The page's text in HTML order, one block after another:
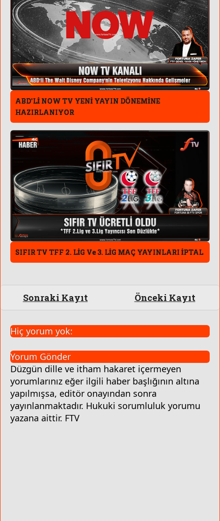
ABD'Lİ NOW TV YENİ YAYIN DÖNEMİNE
HAZIRLANIYOR
SIFIR TV TFF 2. LİG Ve 3. LİG MAÇ YAYINLARI İPTAL
Sonraki Kayıt Önceki Kayıt
Hiç yorum yok:
Yorum Gönder
Düzgün dille ve itham hakaret içermeyen
yorumlarınız eğer ilgili haber başlığının altına
yapılmışsa, editör onayından sonra
yayınlanmaktadır. Hukuki sorumluluk yorumu
yazana aittir. FTV